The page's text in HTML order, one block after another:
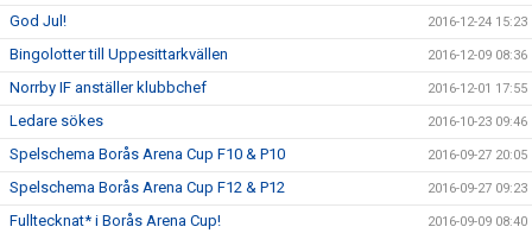
God Jul! 2016-12-24 15:23
Bingolotter till Uppesittarkvällen 2016-12-09 08:36
Norrby IF anställer klubbchef 2016-12-01 17:55
Ledare sökes 2016-10-23 09:46
Spelschema Borås Arena Cup F10 & P10 2016-09-27 20:05
Spelschema Borås Arena Cup F12 & P12 2016-09-27 09:23
Fulltecknat* i Borås Arena Cup! 2016-09-09 08:40